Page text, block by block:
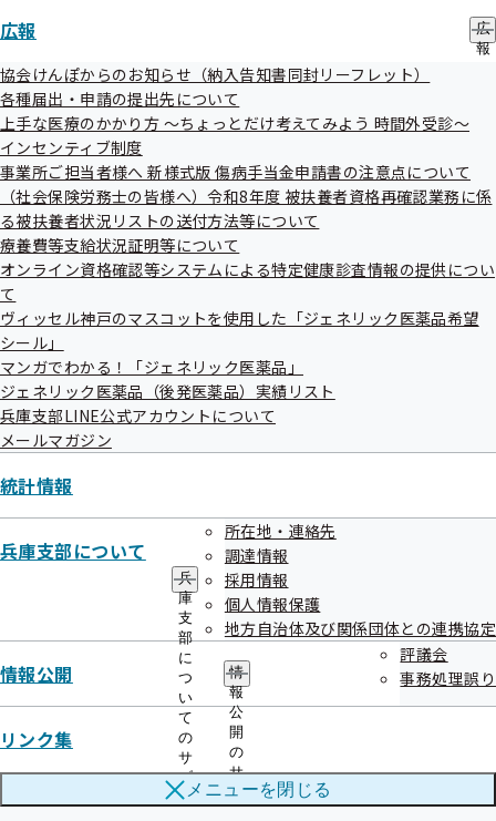
広報
広
報
ー
協会けんぽからのお知らせ（納入告知書同封リーフレット）
各種届出・申請の提出先について
上手な医療のかかり方 ～ちょっとだけ考えてみよう 時間外受診～
インセンティブ制度
事業所ご担当者様へ 新様式版 傷病手当金申請書の注意点について
（社会保険労務士の皆様へ）令和8年度 被扶養者資格再確認業務に係
る被扶養者状況リストの送付方法等について
療養費等支給状況証明等について
オンライン資格確認等システムによる特定健康診査情報の提供につい
て
ヴィッセル神戸のマスコットを使用した「ジェネリック医薬品希望
シール」
マンガでわかる！「ジェネリック医薬品」
ジェネリック医薬品（後発医薬品）実績リスト
兵庫支部LINE公式アカウントについて
メールマガジン
統計情報
兵庫支部について
兵
庫
支
部
に
つ
い
て
の
サ
ブ
メ
所在地・連絡先
調達情報
採用情報
個人情報保護
地方自治体及び関係団体との連携協定
情報公開
情
報
公
開
の
サ
ブ
メ
評議会
事務処理誤り
リンク集
メニューを閉じる
また、お引越し等で被保険者様の住所に届かなかった資格確認書に
ついても、事業所様にあらためて送付しますので、被保険者様にお渡
しをお願いいたします。
＜ご注意ください！＞
今回お送りする資格確認書は、令和7年5月17日を基準日として発
行しますので、基準日以降に個別に申請をされた方等には、２枚目の
資格確認書が届く場合があります。
この場合は、交付年月日が新しい資格確認書をご使用いただき、古
い日付のものは同封の返信用封筒にてご返却をお願いします。
https://merumaga.kyoukaikenpo.or.jp/r/c.do?1ll_2FE_4p_aly
【２】メンタルヘルスセミナーをオンラインで開催します
職場の健康づくりにおけるメンタルヘルスに関する知識や対策につ
いて、専門家にご講演いただきます。
収録配信ですので、配信期間中に職場からでも受講いただけます。
今年度も2本の動画を配信予定ですので、是非この機会にご視聴くだ
●配信期間
令和7年8月1日（金）～9月30日（火）　各動画60分程度
①心の健康を維持するためのセルフケアの重要性（全従業員向け）
ストレスについての理解と対応策や、自ら回復力を養うための日常
生活の過ごし方など、自己管理能力を高めることを学ぶ。